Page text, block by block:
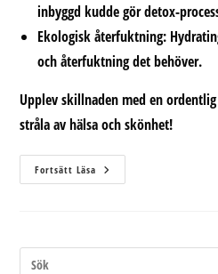
inbyggd kudde gör detox-
Ekologisk återfuktning:
och återfuktning det behöver.
Upplev skillnaden med en
stråla av hälsa och skönhet!
Fortsätt Läsa Dreadlocks
Detox
Hår